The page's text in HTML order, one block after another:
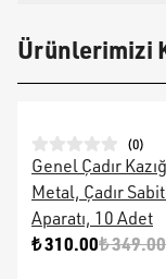
Ürünlerimizi
(0)
Genel Çadır
Metal, Çadır
Aparatı, 10 Adet
₺ 310.00₺ 349.00